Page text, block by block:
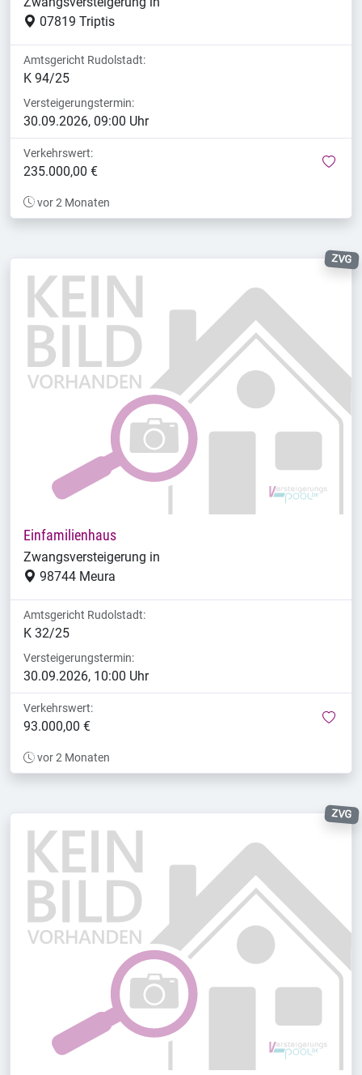
07819 Triptis
Amtsgericht Rudolstadt:
K 94/25
Versteigerungstermin:
30.09.2026, 09:00 Uhr
Verkehrswert:
235.000,00 €
vor 2 Monaten
ZVG
Einfamilienhaus
Zwangsversteigerung in
98744 Meura
Amtsgericht Rudolstadt:
K 32/25
Versteigerungstermin:
30.09.2026, 10:00 Uhr
Verkehrswert:
93.000,00 €
vor 2 Monaten
ZVG